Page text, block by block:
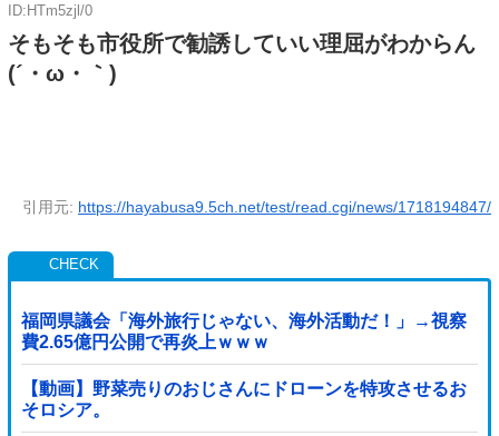
ID:HTm5zjl/0
そもそも市役所で勧誘していい理屈がわからん
(´・ω・｀)
引用元: https://hayabusa9.5ch.net/test/read.cgi/news/1718194847/
福岡県議会「海外旅行じゃない、海外活動だ！」→視察
費2.65億円公開で再炎上ｗｗｗ
【動画】野菜売りのおじさんにドローンを特攻させるお
そロシア。